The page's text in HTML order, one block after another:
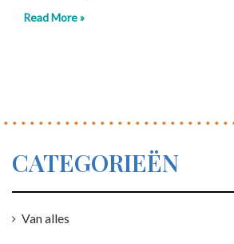
Read More »
CATEGORIEËN
Van alles